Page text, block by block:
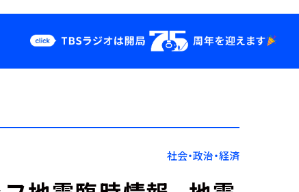
YouTube
会社情報社会・政治・経済